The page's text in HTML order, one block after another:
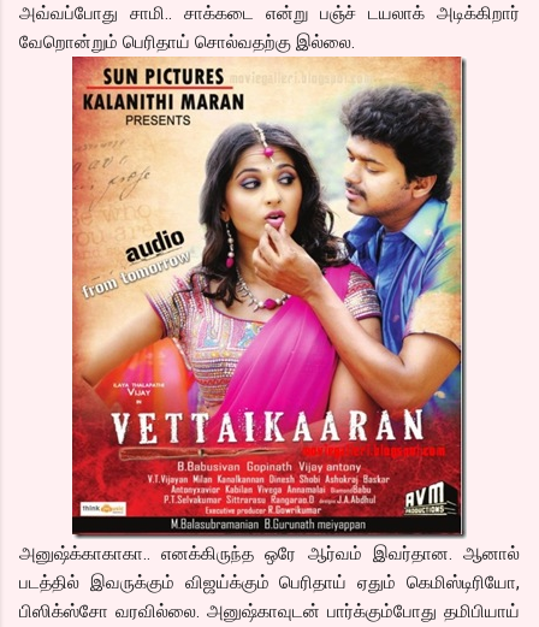
அவ்வப்போது சாமி.. சாக்கடை என்று பஞ்ச் டயலாக் அடிக்கிறார்
வேறொன்றும் பெரிதாய் சொல்வதற்கு இல்லை.
அனுஷ்க்காகாகா.. எனக்கிருந்த ஒரே ஆர்வம் இவர்தான. ஆனால்
படத்தில் இவருக்கும் விஜய்க்கும் பெரிதாய் ஏதும் கெமிஸ்டிரியோ,
பிஸிக்ஸ்சோ வரவில்லை. அனுஷ்காவுடன் பார்க்கும்போது தமிபியாய்